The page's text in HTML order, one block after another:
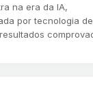
na era da IA,
por tecnologia